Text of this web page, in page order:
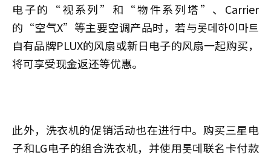
电子的“视系列”和“物件系列塔”、Carrier
的“空气X”等主要空调产品时，若与롯데하이마트
自有品牌PLUX的风扇或新日电子的风扇一起购买，
将可享受现金返还等优惠。
此外，洗衣机的促销活动也在进行中。购买三星电
子和LG电子的组合洗衣机，并使用롯데联名卡付款